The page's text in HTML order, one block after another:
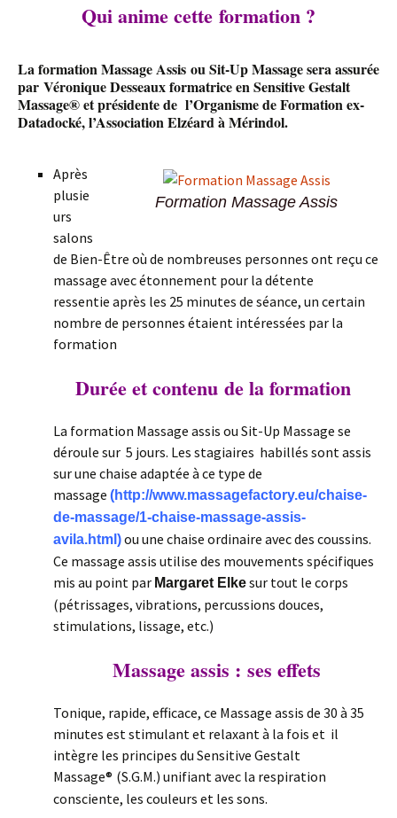
Qui anime cette formation ?
La formation Massage Assis ou Sit-Up Massage sera assurée
par Véronique Desseauxformatrice en Sensitive Gestalt
Massage® et présidente de l’Organisme de Formation ex-
Datadocké, l’Association Elzéard à Mérindol.
Formation Massage Assis
Après
plusie
urs
salons
de Bien-Être où de nombreuses personnes ont reçu ce
massage avec étonnement pour la détente
ressentie après les 25 minutes de séance, un certain
nombre de personnes étaient intéressées par la
formation
Durée et contenu de la formation
La formation Massage assis ou Sit-Up Massage se
déroule sur 5 jours. Les stagiaires habillés sont assis
sur une chaise adaptée à ce type de
massage (http://www.massagefactory.eu/chaise-
de-massage/1-chaise-massage-assis-
avila.html)ou une chaise ordinaire avec des coussins.
Ce massage assis utilise des mouvements spécifiques
mis au point par Margaret Elkesur tout le corps
(pétrissages, vibrations, percussions douces,
stimulations, lissage, etc.)
Massage assis : ses effets
Tonique, rapide, efficace, ce Massage assis de 30 à 35
minutes est stimulant et relaxant à la fois et il
intègre les principes du Sensitive Gestalt
Massage® (S.G.M.) unifiant avec la respiration
consciente, les couleurs et les sons.